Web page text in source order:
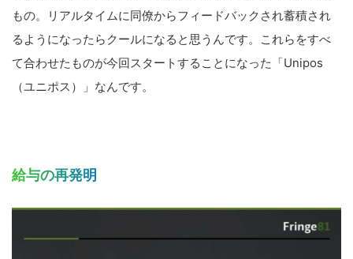
もの。リアルタイムに同僚からフィードバックされ蓄積され
るようになったらクールになると思うんです。これらをすべ
て合わせたものが今回スタートすることになった「Unipos
（ユニポス）」なんです。
給与の再発明